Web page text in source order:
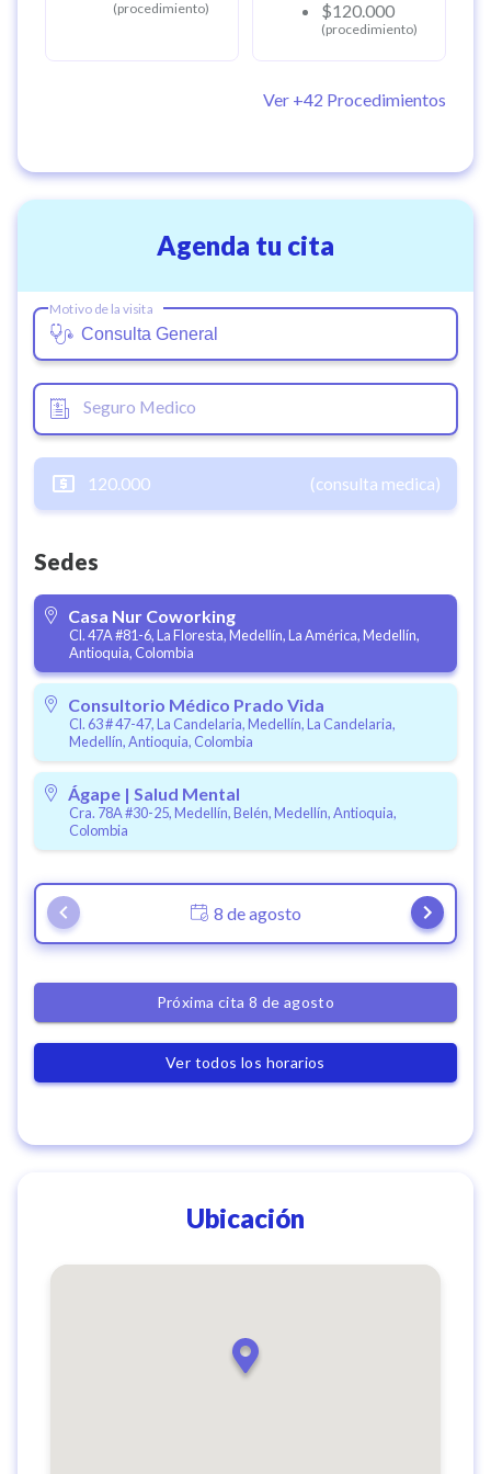
consciente, respetuoso y transformador hacia una
alimentación plena y una salud vibrante.
(procedimiento) $120.000
(procedimiento)
Ver +42 Procedimientos
Agenda tu cita
Motivo de la visita
Seguro Medico
120.000 (consulta medica)
Sedes
Casa Nur Coworking
Cl. 47A #81-6, La Floresta, Medellín, La América, Medellín,
Antioquia, Colombia
Consultorio Médico Prado Vida
Cl. 63 # 47-47, La Candelaria, Medellín, La Candelaria,
Medellín, Antioquia, Colombia
Ágape | Salud Mental
Cra. 78A #30-25, Medellín, Belén, Medellín, Antioquia,
Colombia
8 de agosto
Próxima cita 8 de agosto
Ver todos los horarios
Ubicación